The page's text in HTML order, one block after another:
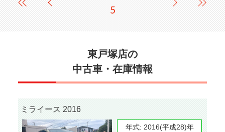
5
東戸塚店の
中古車・在庫情報
ミライース 2016
年式: 2016(平成28)年